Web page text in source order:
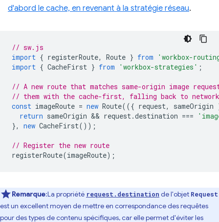
d'abord le cache, en revenant à la stratégie réseau.
// sw.js
import { registerRoute, Route } from
'workbox-
import { CacheFirst } from 'workbox-strategies' ;
// A new route that matches same-origin image
// them with the cache-first, falling back to
const imageRoute = new Route(({ request, sameOrigin
return sameOrigin && request.destination ===
},
new CacheFirst());
// Register the new route
registerRoute(imageRoute);
Remarque:La propriété request.destination de l'objet Request
est un excellent moyen de mettre en correspondance des requêtes
pour des types de contenu spécifiques, car elle permet d'éviter les